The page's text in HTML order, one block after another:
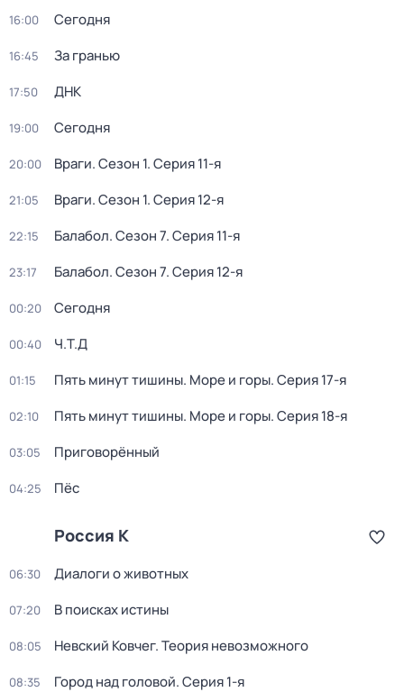
16:00 Сегодня
16:45 За гранью
17:50 ДНК
19:00 Сегодня
20:00 Враги. Сезон 1. Серия 11-я
21:05 Враги. Сезон 1. Серия 12-я
22:15 Балабол. Сезон 7. Серия 11-я
23:17 Балабол. Сезон 7. Серия 12-я
00:20 Сегодня
00:40 Ч.T.Д
01:15 Пять минут тишины. Море и горы. Серия 17-я
02:10 Пять минут тишины. Море и горы. Серия 18-я
03:05 Приговорённый
04:25 Пёс
Россия К
06:30 Диалоги о животных
07:20 В поисках истины
08:05 Невский Ковчег. Теория невозможного
08:35 Город над головой. Серия 1-я